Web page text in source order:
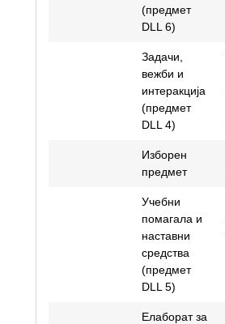
(предмет
DLL 6)
Задачи,
вежби и
интеракција
(предмет
DLL 4)
Изборен
предмет
Учебни
помагала и
наставни
средства
(предмет
DLL 5)
Елаборат за